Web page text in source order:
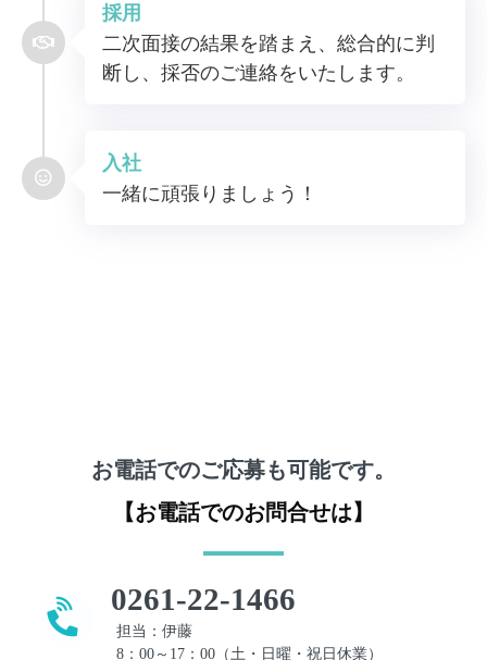
採用
二次面接の結果を踏まえ、総合的に判
断し、採否のご連絡をいたします。
入社
一緒に頑張りましょう！
お電話でのご応募も可能です。
【お電話でのお問合せは】
0261-22-1466
担当：伊藤
8：00～17：00（土・日曜・祝日休業）